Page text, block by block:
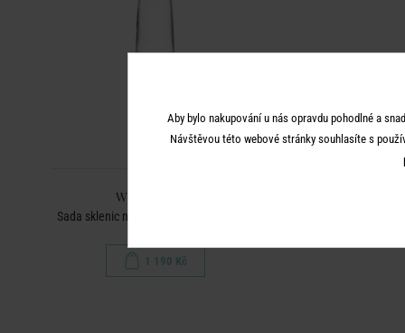
WINE & DINE
Sada sklenic na šampaňské 250 ml 6 ks
1 190 Kč
Aby bylo nakupování u nás opravdu pohodlné a
Návštěvou této webové stránky souhlasíte s